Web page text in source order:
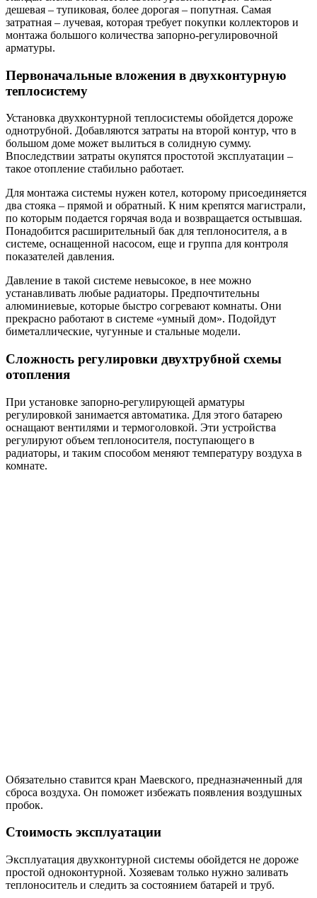
дешевая – тупиковая, более дорогая – попутная. Самая
затратная – лучевая, которая требует покупки коллекторов и
монтажа большого количества запорно-регулировочной
арматуры.
Первоначальные вложения в двухконтурную
теплосистему
Установка двухконтурной теплосистемы обойдется дороже
однотрубной. Добавляются затраты на второй контур, что в
большом доме может вылиться в солидную сумму.
Впоследствии затраты окупятся простотой эксплуатации –
такое отопление стабильно работает.
Для монтажа системы нужен котел, которому присоединяется
два стояка – прямой и обратный. К ним крепятся магистрали,
по которым подается горячая вода и возвращается остывшая.
Понадобится расширительный бак для теплоносителя, а в
системе, оснащенной насосом, еще и группа для контроля
показателей давления.
Давление в такой системе невысокое, в нее можно
устанавливать любые радиаторы. Предпочтительны
алюминиевые, которые быстро согревают комнаты. Они
прекрасно работают в системе «умный дом». Подойдут
биметаллические, чугунные и стальные модели.
Сложность регулировки двухтрубной схемы
отопления
При установке запорно-регулирующей арматуры
регулировкой занимается автоматика. Для этого батарею
оснащают вентилями и термоголовкой. Эти устройства
регулируют объем теплоносителя, поступающего в
радиаторы, и таким способом меняют температуру воздуха в
комнате.
Обязательно ставится кран Маевского, предназначенный для
сброса воздуха. Он поможет избежать появления воздушных
пробок.
Стоимость эксплуатации
Эксплуатация двухконтурной системы обойдется не дороже
простой одноконтурной. Хозяевам только нужно заливать
теплоноситель и следить за состоянием батарей и труб.